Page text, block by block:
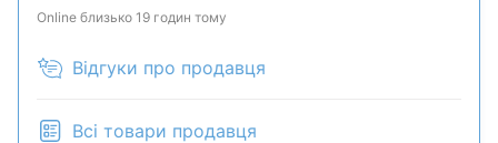
Online близько 19 годин тому
Відгуки про продавця
Всі товари продавця